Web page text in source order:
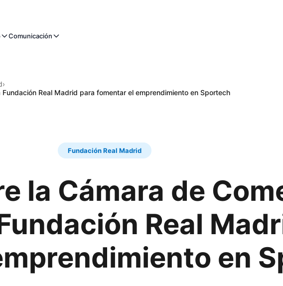
Comunicación
›
Real Madrid para fomentar el emprendimiento en Sportech
Fundación Real Madrid
la Cámara de
Real
en